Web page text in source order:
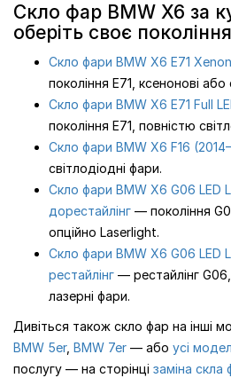
Скло фар BMW X6 за
оберіть своє покоління
Скло фари BMW X6 E71
покоління E71, ксенонові або
Скло фари BMW X6 E71 Full
покоління E71, повністю
Скло фари BMW X6 F16
світлодіодні фари.
Скло фари BMW X6 G06 LED
дорестайлінг — покоління
опційно Laserlight.
Скло фари BMW X6 G06 LED
рестайлінг — рестайлінг
лазерні фари.
Дивіться також скло фар на інші
BMW 5er, BMW 7er — або усі
послугу — на сторінці заміна скла